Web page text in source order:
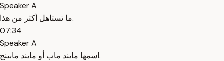
Speaker A
ما تستاهل أكثر من هذا.
07:34
Speaker A
اسمها مايند ماب أو مايند مابينج.